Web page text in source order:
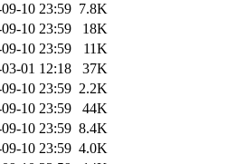
10 23:59 7.8K
10 23:59
18K
10 23:59
11K
01 12:18
37K
10 23:59 2.2K
10 23:59
44K
10 23:59 8.4K
10 23:59 4.0K